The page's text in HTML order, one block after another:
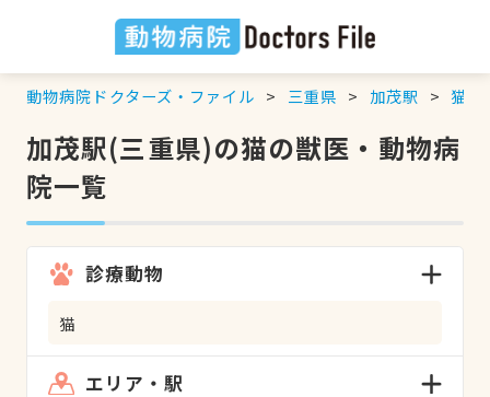
動物病院ドクターズ・ファイル 三重県 加茂駅 猫
加茂駅(三重県)の猫の獣医・動物病
院一覧
診療動物
猫
エリア・駅